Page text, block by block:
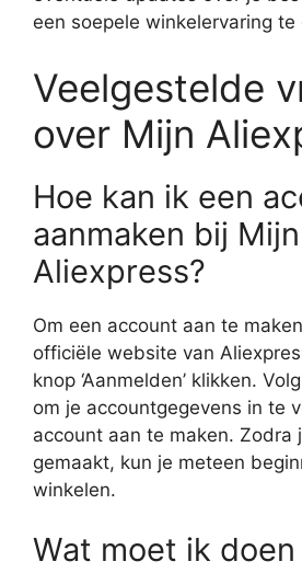
een soepele winkelervaring te
Veelgestelde
over Mijn
Hoe kan ik een
aanmaken bij Mijn
Aliexpress?
Om een account aan te
officiële website van
knop ‘Aanmelden’ klikken.
om je accountgegevens in te
account aan te maken. Zodra
gemaakt, kun je meteen
winkelen.
Wat moet ik